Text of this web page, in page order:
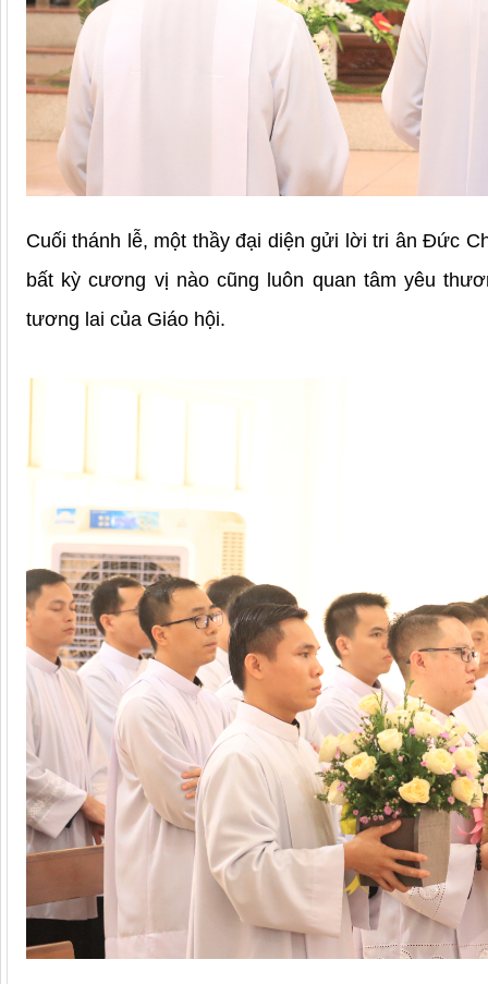
Cuối thánh lễ, một thầy đại diện gửi lời tri ân Đức
bất kỳ cương vị nào cũng luôn quan tâm yêu
tương lai của Giáo hội.